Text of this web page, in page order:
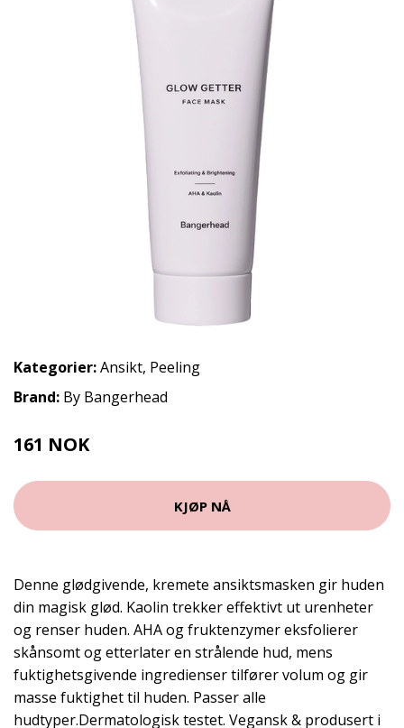
Kategorier:Ansikt, Peeling
Brand: By Bangerhead
161 NOK
KJØP NÅ
Denne glødgivende, kremete ansiktsmasken gir huden
din magisk glød. Kaolin trekker effektivt ut urenheter
og renser huden. AHA og fruktenzymer eksfolierer
skånsomt og etterlater en strålende hud, mens
fuktighetsgivende ingredienser tilfører volum og gir
masse fuktighet til huden. Passer alle
hudtyper.Dermatologisk testet. Vegansk & produsert i